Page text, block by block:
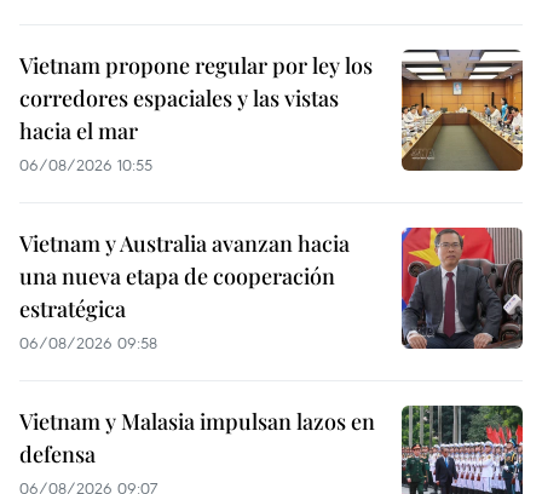
Vietnam propone regular por ley los
corredores espaciales y las vistas
hacia el mar
06/08/2026 10:55
Vietnam y Australia avanzan hacia
una nueva etapa de cooperación
estratégica
06/08/2026 09:58
Vietnam y Malasia impulsan lazos en
defensa
06/08/2026 09:07